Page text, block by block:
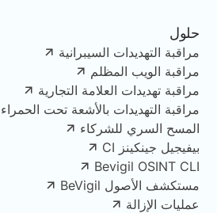
حلول
مراقبة التهديدات السيبرانية
مراقبة الويب المظلم
مراقبة تهديدات العلامة التجارية
مراقبة التهديدات بالأشعة تحت الحمراء
المسح السري للشركاء
بيفيجيل جينكينز CI
Bevigil OSINT CLI
مستكشف الأصول BeVigil
عمليات الإزالة